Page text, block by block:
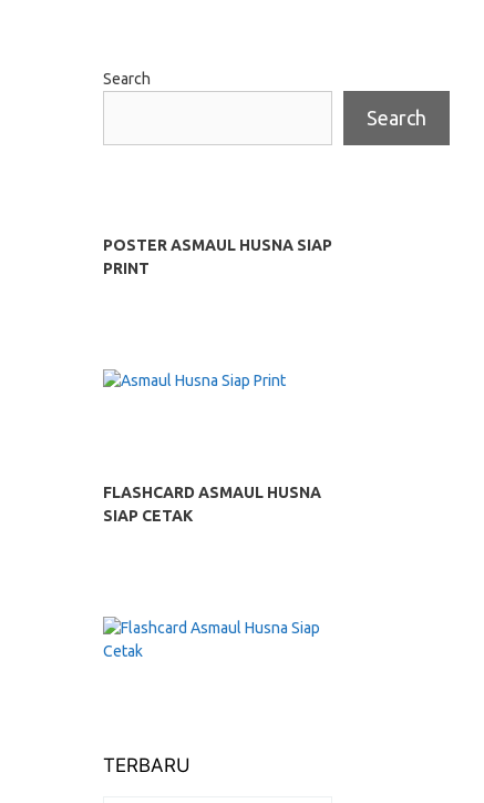
Search
Search
POSTER ASMAUL HUSNA SIAP
PRINT
FLASHCARD ASMAUL HUSNA
SIAP CETAK
TERBARU